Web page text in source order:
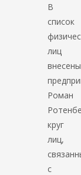
В
список
лиц
внесены
Роман
круг
лиц,
с